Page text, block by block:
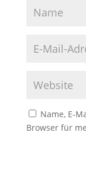
Name, E-
Browser für